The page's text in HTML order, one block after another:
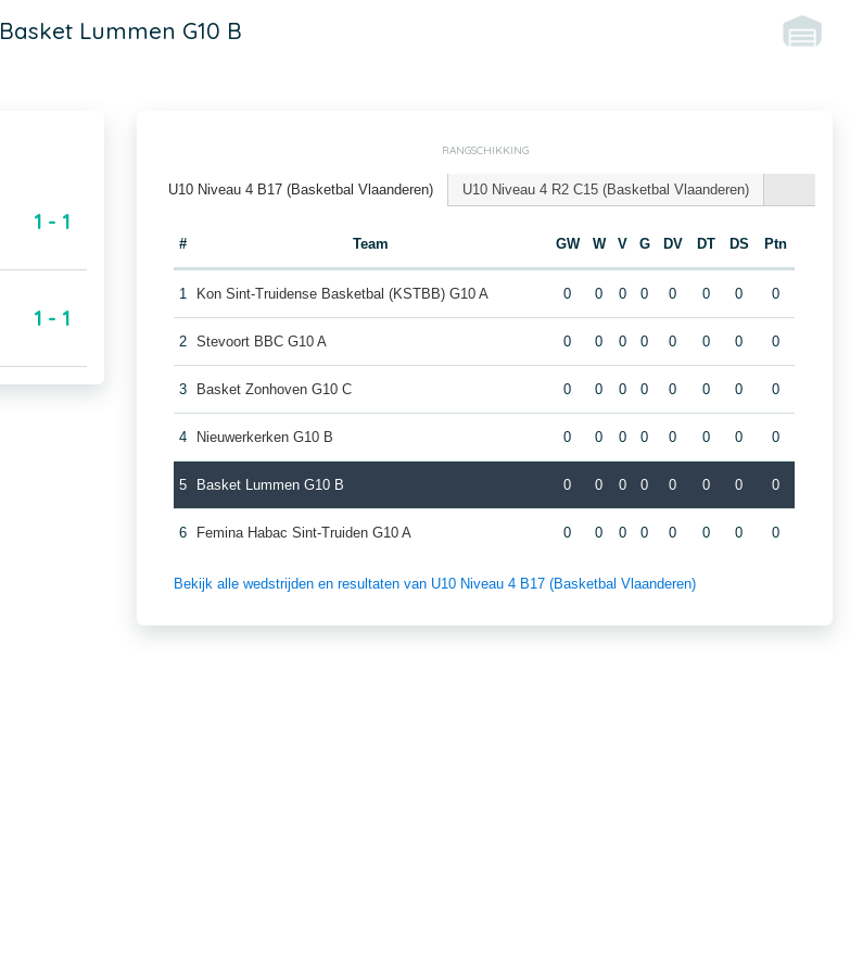
Basket Lummen G10 B
1 - 1
1 - 1
RANGSCHIKKING
U10 Niveau 4 B17 (Basketbal Vlaanderen) U10 Niveau 4 R2 C15 (Basketbal Vlaanderen)
# Team GW W V G DV DT DS Ptn
1 Kon Sint-Truidense Basketbal (KSTBB) G10 A 0 0 0 0 0 0 0 0
2 Stevoort BBC G10 A 0 0 0 0 0 0 0 0
3 Basket Zonhoven G10 C 0 0 0 0 0 0 0 0
4 Nieuwerkerken G10 B 0 0 0 0 0 0 0 0
5 Basket Lummen G10 B 0 0 0 0 0 0 0 0
6 Femina Habac Sint-Truiden G10 A 0 0 0 0 0 0 0 0
Bekijk alle wedstrijden en resultaten van U10 Niveau 4 B17 (Basketbal Vlaanderen)